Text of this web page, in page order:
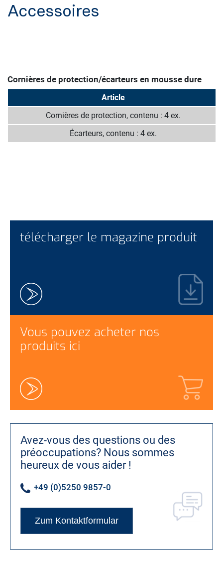
Accessoires
Cornières de protection/écarteurs en mousse dure
Article
Cornières de protection, contenu : 4 ex.
Écarteurs, contenu : 4 ex.
télécharger le magazine produit
Vous pouvez acheter nos
produits ici
Avez-vous des questions ou des
préoccupations? Nous sommes
heureux de vous aider !
+49 (0)5250 9857-0
Zum Kontaktformular